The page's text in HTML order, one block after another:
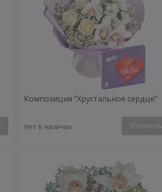
Композиция "Хрустальное сердце"
Нет в наличии Уточнить